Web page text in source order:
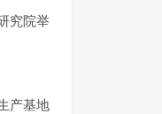
究院举
产基地